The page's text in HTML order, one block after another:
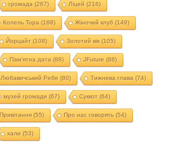
громада (267) Ліцей (216)
Колель Тора (188) Жіночий клуб (149)
Йорцайт (108) Золотий вік(105)
Пам'ятна дата (88) JFuture (88)
Любавичський Ребе (80) Тижнева глава (74)
музей громади (67) Суккот (64)
Привітання(55) Про нас говорять(54)
хали (53)